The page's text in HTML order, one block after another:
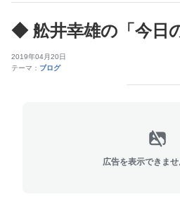
◆ 舩井幸雄の「今日
2019年04月20日
テーマ： ブログ
広告を表示できま